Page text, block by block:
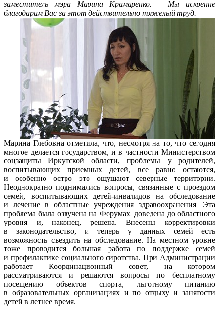
заместитель мэра Марина Крамаренко. – Мы искренне
благодарим Вас за этот действительно тяжелый труд.
Марина Глебовна отметила, что, несмотря на то, что сегодня
многое делается государством, и в частности Министерством
соцзащиты Иркутской области, проблемы у родителей,
воспитывающих приемных детей, все равно остаются,
и особенно остро это ощущают северные территории.
Неоднократно поднимались вопросы, связанные с проездом
семей, воспитывающих детей-инвалидов на обследование
и лечение в областные учреждения здравоохранения. Эта
проблема была озвучена на Форумах, доведена до областного
уровня и, наконец, решена. Внесены корректировки
в законодательство, и теперь у данных семей есть
возможность съездить на обследование. На местном уровне
тоже проводится большая работа по поддержке семей
и профилактике социального сиротства. При Администрации
работает Координационный совет, на котором
рассматриваются и решаются вопросы по бесплатному
посещению объектов спорта, льготному питанию
в образовательных организациях и по отдыху и занятости
детей в летнее время.